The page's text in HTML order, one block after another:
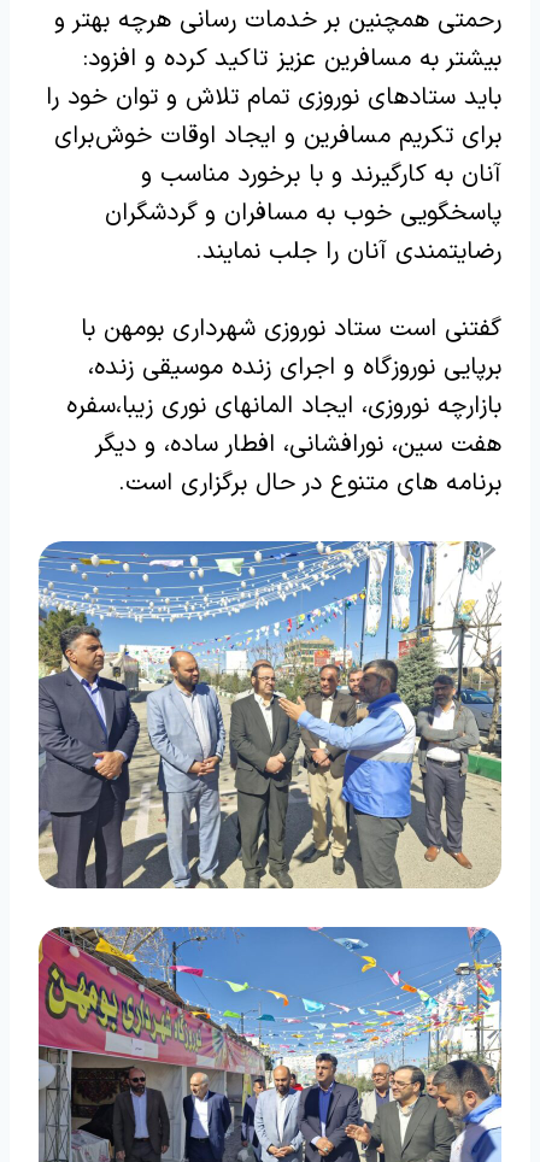
رحمتی همچنین بر خدمات رسانی هرچه بهتر و
بیشتر به مسافرین عزیز تاکید کرده و افزود:
باید ستادهای نوروزی تمام تلاش و توان خود را
برای تکریم مسافرین و ایجاد اوقات خوش برای
آنان به کارگیرند و با برخورد مناسب و
پاسخگویی خوب به مسافران و گردشگران
رضایتمندی آنان را جلب نمایند.
گفتنی است ستاد نوروزی شهرداری بومهن با
برپایی نوروزگاه و اجرای زنده موسیقی زنده،
بازارچه نوروزی، ایجاد المانهای نوری زیبا،سفره
هفت سین، نورافشانی، افطار ساده، و دیگر
برنامه های متنوع در حال برگزاری است.‌